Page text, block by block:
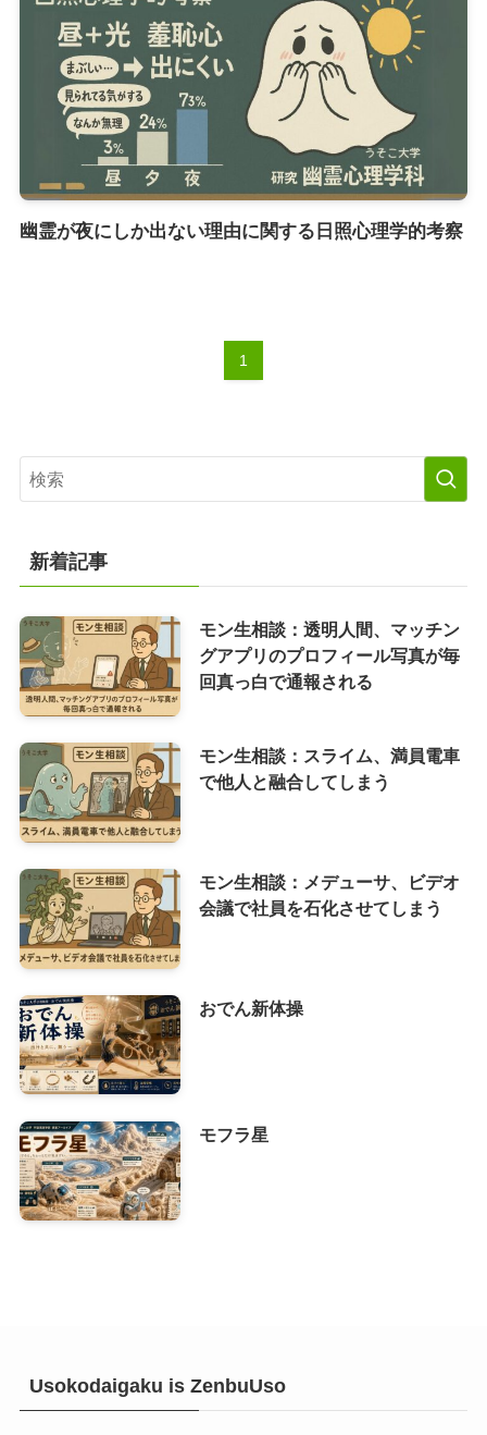
幽霊が夜にしか出ない理由に関する日照心理学的考察
1
新着記事
モン生相談：透明人間、マッチン
グアプリのプロフィール写真が毎
回真っ白で通報される
モン生相談：スライム、満員電車
で他人と融合してしまう
モン生相談：メデューサ、ビデオ
会議で社員を石化させてしまう
おでん新体操
モフラ星
Usokodaigaku is ZenbuUso